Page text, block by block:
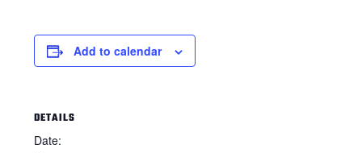
Add to calendar
DETAILS
Date: